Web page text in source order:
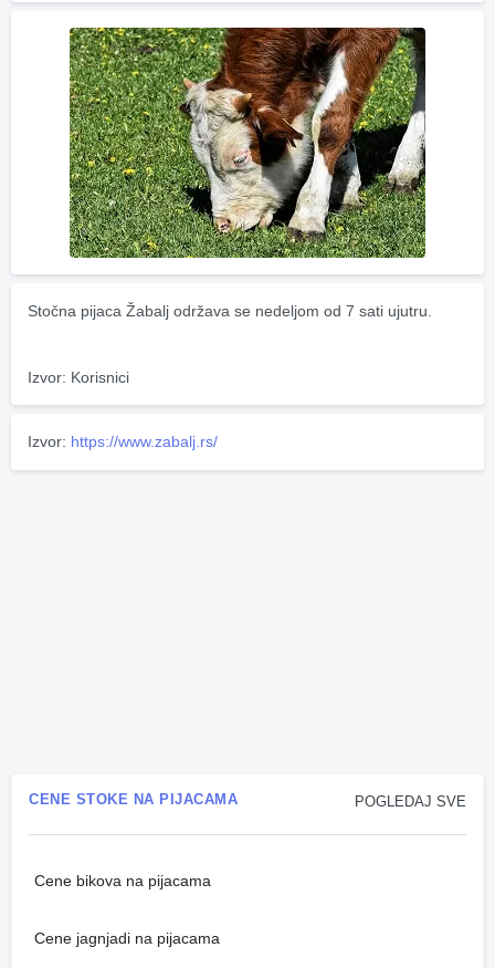
Stočna pijaca Žabalj održava se nedeljom od 7 sati ujutru.
Izvor: Korisnici
Izvor: https://www.zabalj.rs/
POGLEDAJ SVE
CENE STOKE NA PIJACAMA
Cene bikova na pijacama
Cene jagnjadi na pijacama